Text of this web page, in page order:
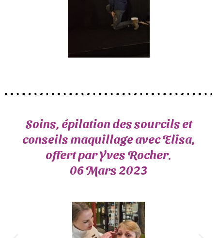
Soins, épilation des sourcils et
conseils maquillage avec Elisa,
offert par Yves Rocher.
06 Mars 2023